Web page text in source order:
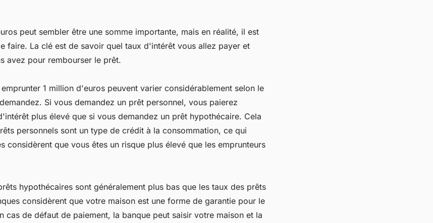
peut sembler être une somme importante, mais en réalité, il est
faire. La clé est de savoir quel taux d'intérêt vous allez payer et
avez pour rembourser le prêt.
1 million d'euros peuvent varier considérablement selon le
Si vous demandez un prêt personnel, vous paierez
plus élevé que si vous demandez un prêt hypothécaire. Cela
personnels sont un type de crédit à la consommation, ce qui
considèrent que vous êtes un risque plus élevé que les emprunteurs
hypothécaires sont généralement plus bas que les taux des prêts
considèrent que votre maison est une forme de garantie pour le
cas de défaut de paiement, la banque peut saisir votre maison et la